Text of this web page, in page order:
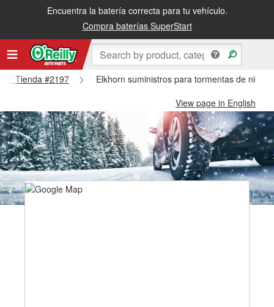
Encuentra la batería correcta para tu vehículo.
Compra baterías SuperStart
Tienda #2197
Elkhorn suministros para tormentas de nieve
View page in English